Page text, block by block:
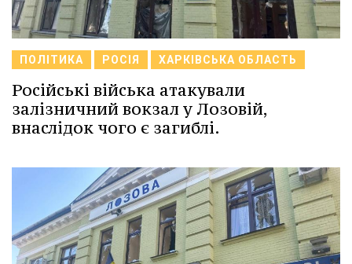
ПОЛІТИКА РОСІЯ ХАРКІВСЬКА ОБЛАСТЬ
Російські війська атакували
залізничний вокзал у Лозовій,
внаслідок чого є загиблі.